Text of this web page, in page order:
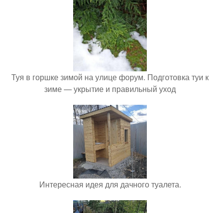
Туя в горшке зимой на улице форум. Подготовка туи к
зиме — укрытие и правильный уход
Интересная идея для дачного туалета.